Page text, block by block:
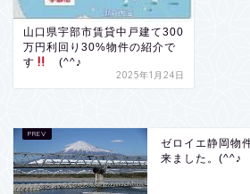
山口県宇部市賃貸中戸建て300
万円利回り30%物件の紹介で
す
(^^♪
2025年1月24日
ゼロイエ静岡物
来ました。(^^♪